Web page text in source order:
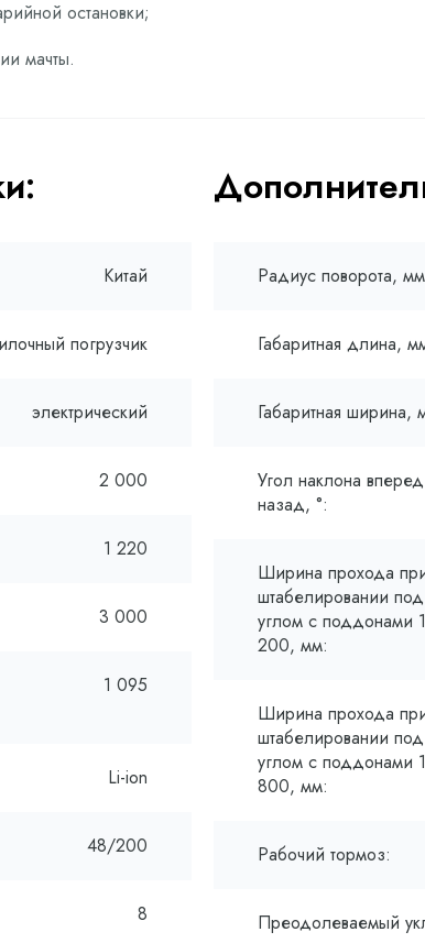
остановки;
мачты.
Китай
погрузчик
электрический
2 000
1 220
3 000
1 095
Li-ion
48/200
8
Радиус поворота,
Габаритная длина,
Габаритная ширина,
Угол наклона
назад, °:
Ширина прохода
штабелировании
углом с поддонами
200, мм:
Ширина прохода
штабелировании
углом с поддонами
800, мм:
Рабочий тормоз:
Преодолеваемый